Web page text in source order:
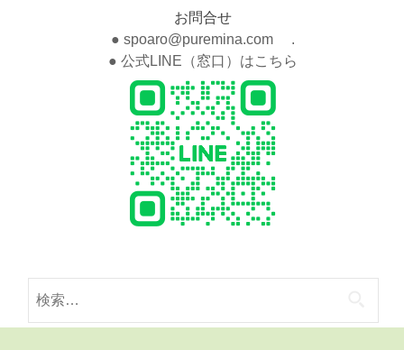
お問合せ
● spoaro@puremina.com .
● 公式LINE（窓口）はこちら
索: